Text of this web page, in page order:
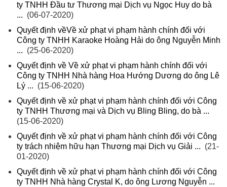
ty TNHH Đầu tư Thương mại Dịch vụ Ngọc Huy do bà
... (06-07-2020)
Quyết định vềVề xử phạt vi phạm hành chính đối với
Công ty TNHH Karaoke Hoàng Hải do ông Nguyễn Minh
... (25-06-2020)
Quyết định về Về xử phạt vi phạm hành chính đối với
Công ty TNHH Nhà hàng Hoa Hướng Dương do ông Lê
Lý ... (15-06-2020)
Quyết định về xử phạt vi phạm hành chính đối với Công
ty TNHH Thương mại và Dịch vụ Bling Bling, do bà ...
(15-06-2020)
Quyết định về xử phạt vi phạm hành chính đối với Công
ty trách nhiệm hữu hạn Thương mại Dịch vụ Giải ... (21-
01-2020)
Quyết định về xử phạt vi phạm hành chính đối với Công
ty TNHH Nhà hàng Crystal K, do ông Lương Nguyễn ...